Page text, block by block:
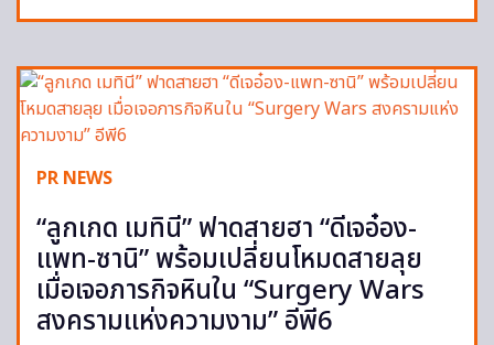
PR NEWS
“ลูกเกด เมทินี” ฟาดสายฮา “ดีเจอ๋อง-
แพท-ซานิ” พร้อมเปลี่ยนโหมดสายลุย
เมื่อเจอภารกิจหินใน “Surgery Wars
สงครามแห่งความงาม” อีพี6